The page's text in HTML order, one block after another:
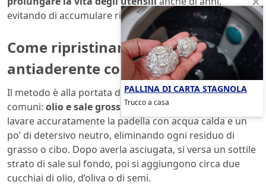
evitando di accumulare rifiuti metallici inutili.
Come ripristinare lo strato
antiaderente con olio e sale
Il metodo è alla portata di tutti e utilizza due ingredienti
comuni: olio e sale grosso. Per prima cosa è necessario
lavare accuratamente la padella con acqua calda e un
po’ di detersivo neutro, eliminando ogni residuo di
grasso o cibo. Dopo averla asciugata, si versa un sottile
strato di sale sul fondo, poi si aggiungono circa due
cucchiai di olio, d’oliva o di semi.
PALLINA DI CARTA STAGNOLA
Trucco a casa